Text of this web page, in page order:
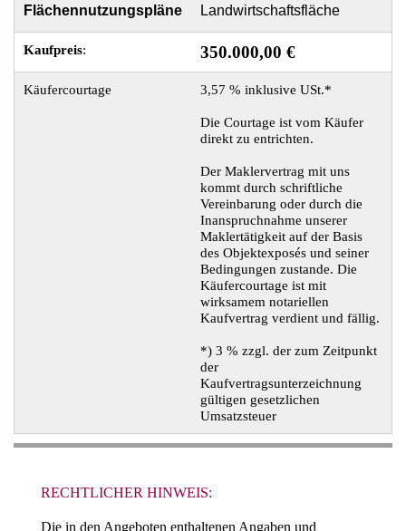
Flächennutzungspläne
Landwirtschaftsfläche
Kaufpreis: 350.000,00 €
Käufercourtage 3,57 % inklusive USt.*
Die Courtage ist vom Käufer
direkt zu entrichten.
Der Maklervertrag mit uns
kommt durch schriftliche
Vereinbarung oder durch die
Inanspruchnahme unserer
Maklertätigkeit auf der Basis
des Objektexposés und seiner
Bedingungen zustande. Die
Käufercourtage ist mit
wirksamem notariellen
Kaufvertrag verdient und fällig.
*) 3 % zzgl. der zum Zeitpunkt
der
Kaufvertragsunterzeichnung
gültigen gesetzlichen
Umsatzsteuer
RECHTLICHER HINWEIS:
Die in den Angeboten enthaltenen Angaben und